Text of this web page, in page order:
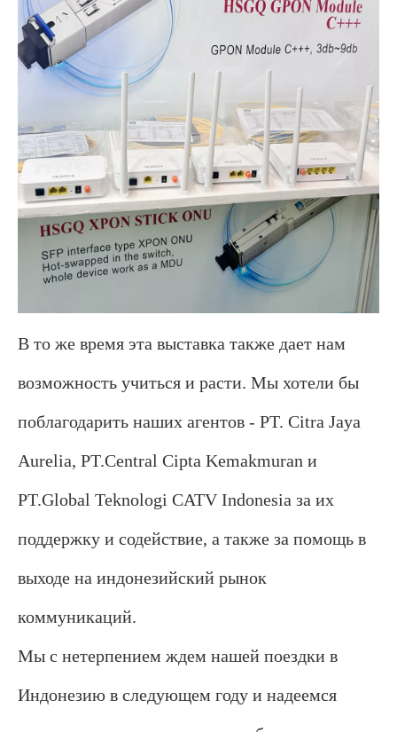
В то же время эта выставка также дает нам
возможность учиться и расти. Мы хотели бы
поблагодарить наших агентов - PT. Citra Jaya
Aurelia, PT.Central Cipta Kemakmuran и
PT.Global Teknologi CATV Indonesia за их
поддержку и содействие, а также за помощь в
выходе на индонезийский рынок
коммуникаций.
Мы с нетерпением ждем нашей поездки в
Индонезию в следующем году и надеемся